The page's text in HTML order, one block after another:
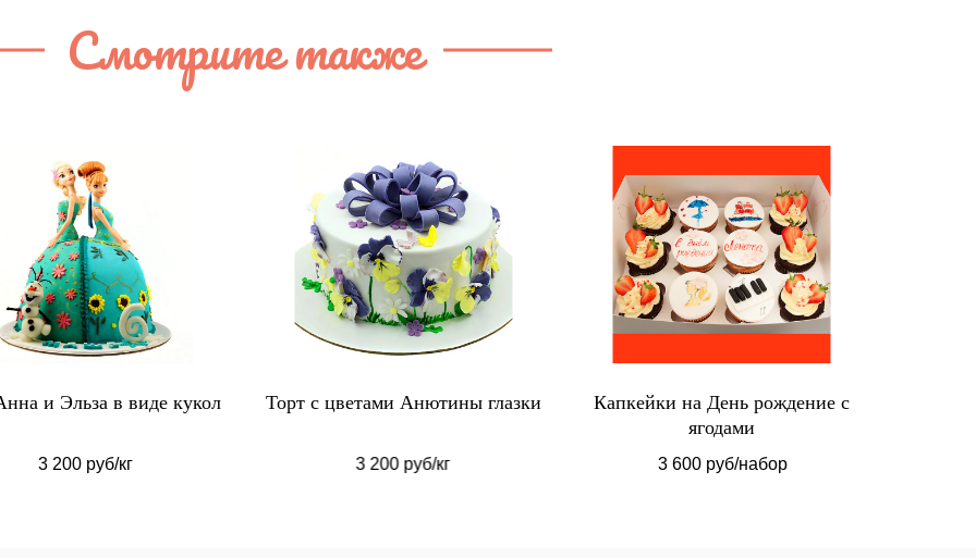
Смотрите также
и Эльза в виде кукол
3 200 руб/кг
Торт с цветами Анютины глазки
3 200 руб/кг
Капкейки на День рождение с
ягодами
3 600 руб/набор